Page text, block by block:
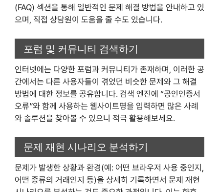
(FAQ) 섹션을 통해 일반적인 문제 해결 방법을 안내하고 있
으며, 직접 상담원이 도움을 줄 수도 있습니다.
포럼 및 커뮤니티 검색하기
인터넷에는 다양한 포럼과 커뮤니티가 존재하며, 이러한 공
간에서는 다른 사용자들이 겪었던 비슷한 문제와 그 해결
방법에 대한 정보를 공유합니다. 검색 엔진에 “공인인증서
오류”와 함께 사용하는 웹사이트명을 입력하면 많은 사례
와 솔루션을 찾아볼 수 있으니 적극 활용해보세요.
문제 재현 시나리오 분석하기
문제가 발생한 상황과 환경(예: 어떤 브라우저 사용 중인지,
어떤 종류의 거래인지 등)을 상세히 기록하면서 문제 재현